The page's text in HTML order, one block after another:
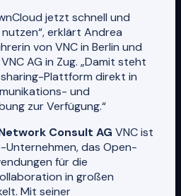
jetzt schnell und
erklärt Andrea
von VNC in Berlin und
AG in Zug. „Damit steht
Plattform direkt in
und
zur Verfügung.“
Consult AG​ VNC ist
das Open-
für die
in großen
Mit seiner